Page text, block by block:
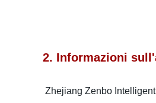
2. Informazioni
Zhejiang Zenbo